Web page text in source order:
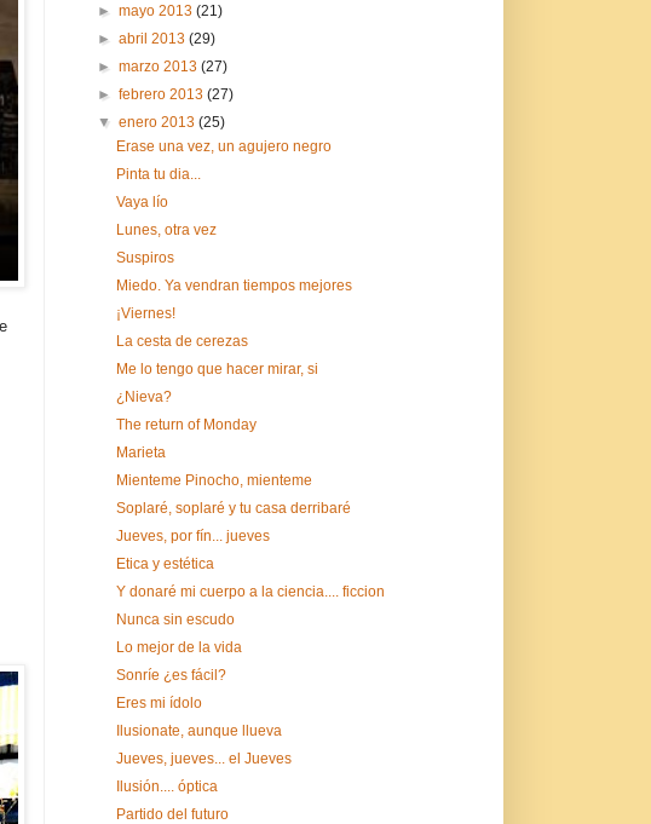
►mayo 2013(21)
►abril 2013(29)
►marzo 2013(27)
►febrero 2013(27)
▼enero 2013(25)
Erase una vez, un agujero negro
Pinta tu dia...
Vaya lío
Lunes, otra vez
Suspiros
Miedo. Ya vendran tiempos mejores
¡Viernes!
La cesta de cerezas
Me lo tengo que hacer mirar, si
¿Nieva?
The return of Monday
Marieta
Mienteme Pinocho, mienteme
Soplaré, soplaré y tu casa derribaré
Jueves, por fín... jueves
Etica y estética
Y donaré mi cuerpo a la ciencia.... ficcion
Nunca sin escudo
Lo mejor de la vida
Sonríe ¿es fácil?
Eres mi ídolo
Ilusionate, aunque llueva
Jueves, jueves... el Jueves
Ilusión.... óptica
Partido del futuro